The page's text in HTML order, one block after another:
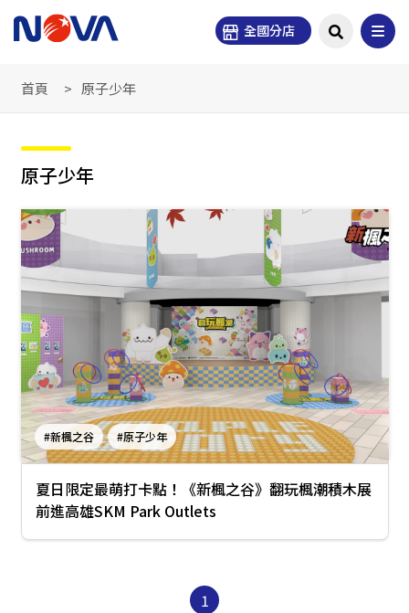
全國分店
首頁 原子少年
原子少年
#新楓之谷 #原子少年
夏日限定最萌打卡點！《新楓之谷》翻玩楓潮積木展
前進高雄SKM Park Outlets
1